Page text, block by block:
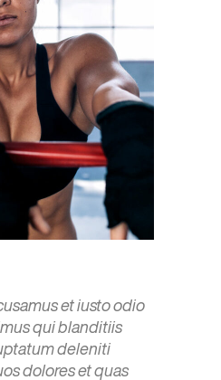
et iusto odio
qui blanditiis
deleniti
dolores et quas